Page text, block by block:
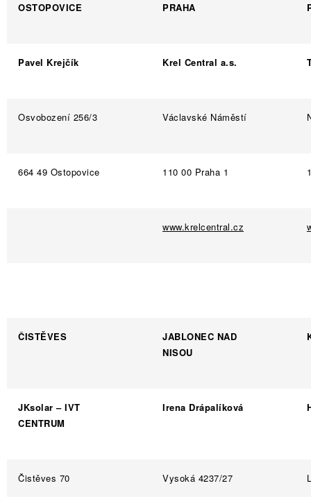
OSTOPOVICE PRAHA
Pavel Krejčík Krel Central a.s.
Osvobození 256/3 Václavské Náměstí
664 49 Ostopovice 110 00 Praha 1
www.krelcentral.cz
ČISTĚVES
JABLONEC NAD
NISOU
JKsolar – IVT
CENTRUM
Irena Drápalíková
Čistěves 70 Vysoká 4237/27